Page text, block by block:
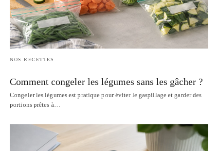
NOS RECETTES
Comment congeler les légumes sans les gâcher ?
Congeler les légumes est pratique pour éviter le gaspillage et garder des
portions prêtes à…